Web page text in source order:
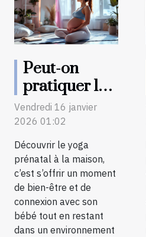
Peut-on
pratiquer le
yoga
prénatal à la
maison ?
Vendredi 16 janvier
2026 01:02
Découvrir le yoga
prénatal à la maison,
c’est s’offrir un moment
de bien-être et de
connexion avec son
bébé tout en restant
dans un environnement